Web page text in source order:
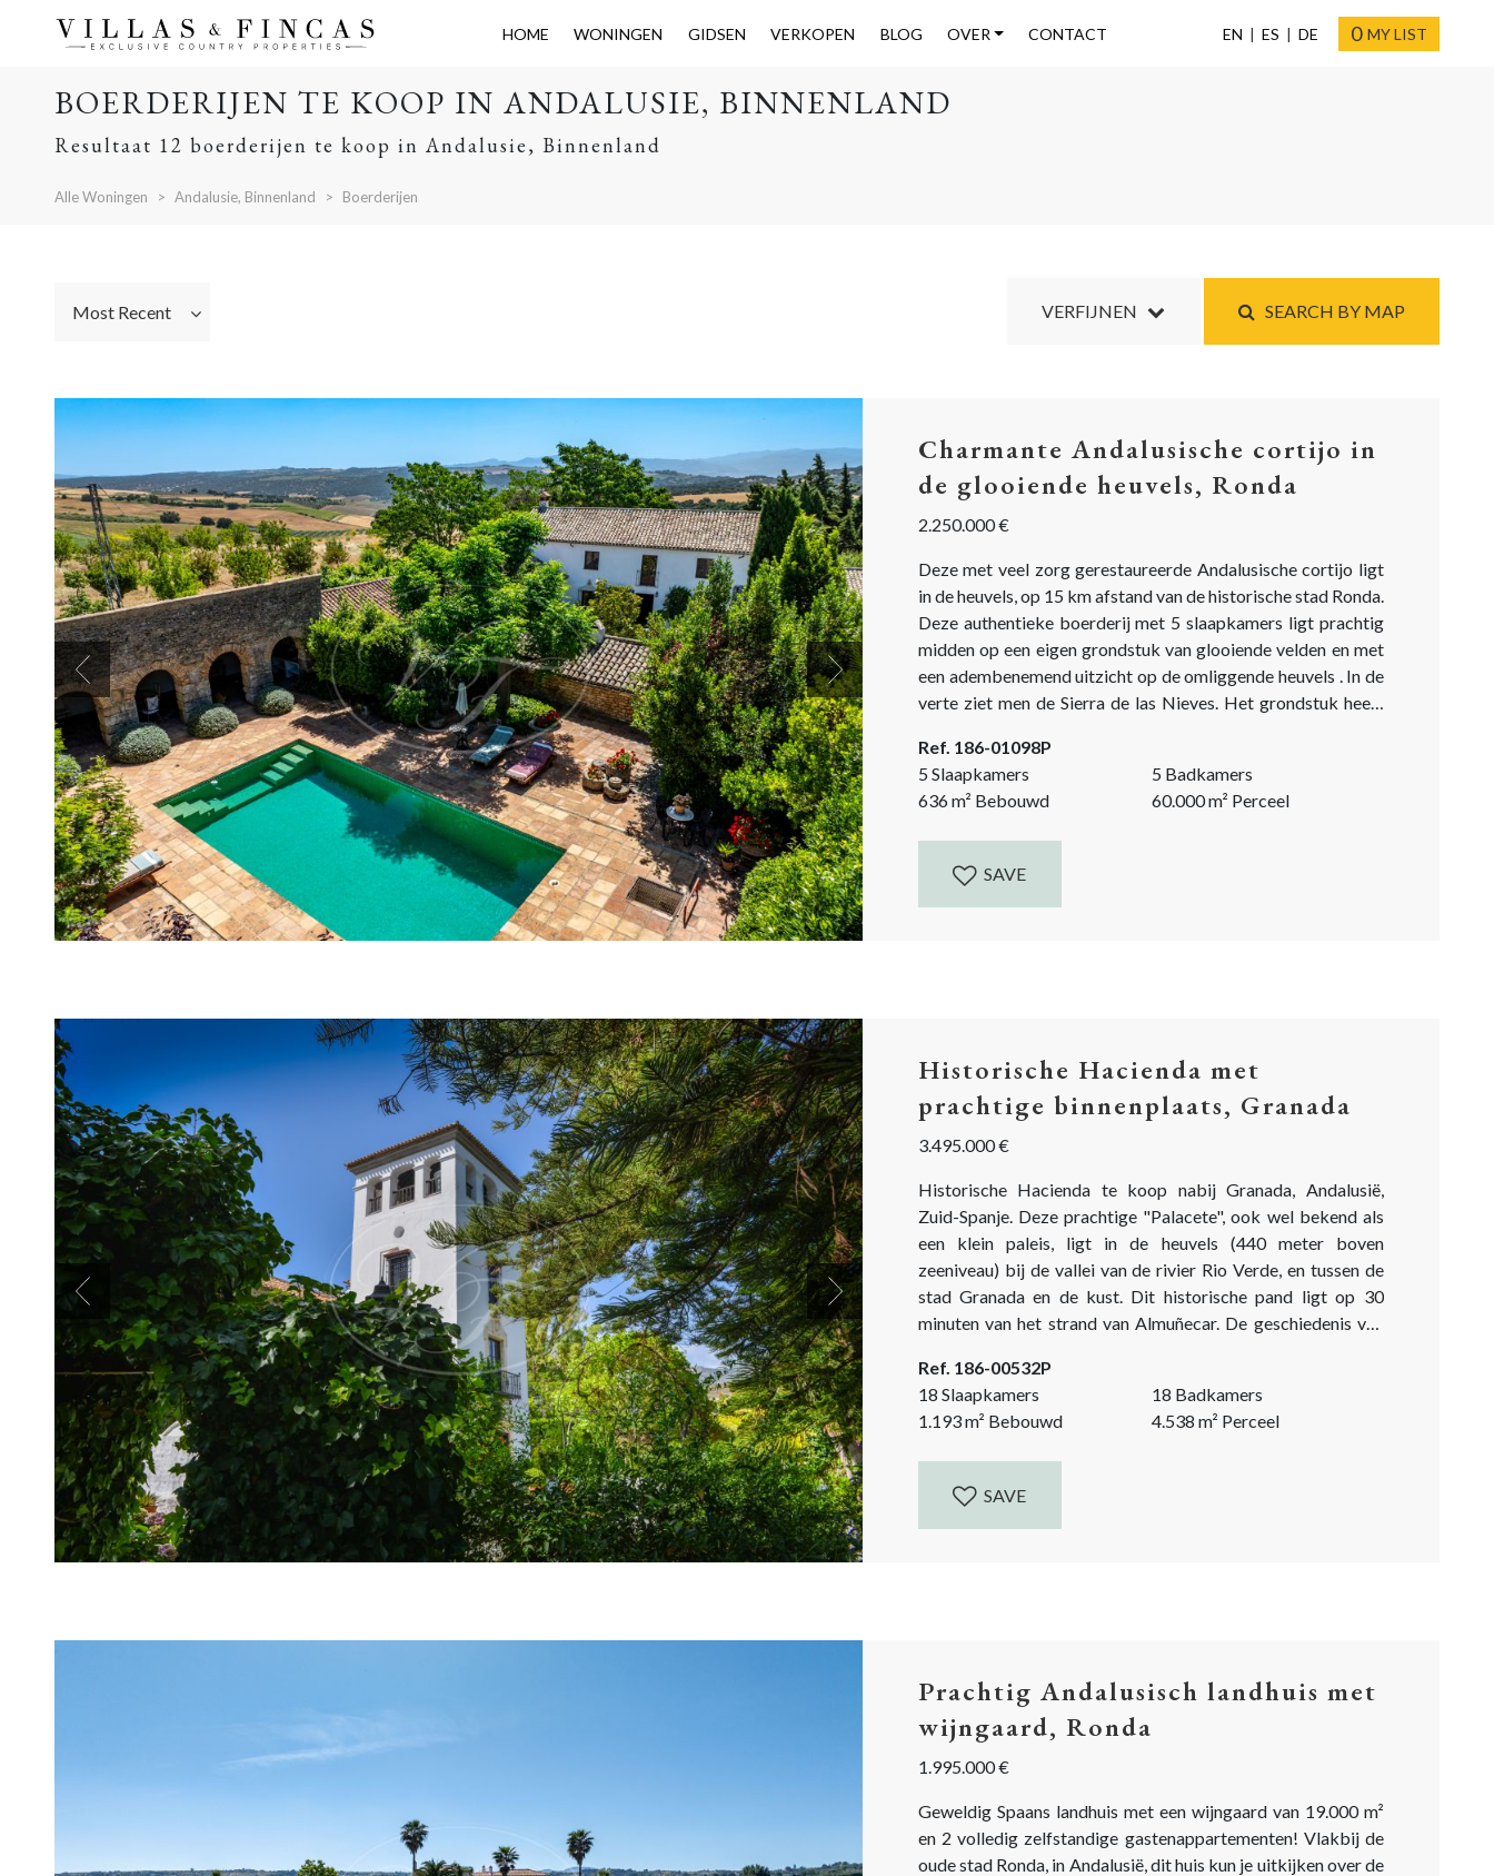
HOME WONINGEN GIDSEN VERKOPEN BLOG OVER CONTACT EN ES DE 0 MY LIST
BOERDERIJEN TE KOOP IN ANDALUSIE, BINNENLAND
Resultaat 12 boerderijen te koop in Andalusie, Binnenland
Alle Woningen Andalusie, Binnenland Boerderijen
Most Recent VERFIJNEN SEARCH BY MAP
Previous Next
Charmante Andalusische cortijo in
de glooiende heuvels, Ronda
2.250.000 €
Deze met veel zorg gerestaureerde Andalusische cortijo ligt
in de heuvels, op 15 km afstand van de historische stad Ronda.
Deze authentieke boerderij met 5 slaapkamers ligt prachtig
midden op een eigen grondstuk van glooiende velden en met
een adembenemend uitzicht op de omliggende heuvels . In de
verte ziet men de Sierra de las Nieves. Het grondstuk heeft
Ref. 186-01098P
5 Slaapkamers
5 Badkamers
636m² Bebouwd 60.000m² Perceel
SAVE
Previous Next
Historische Hacienda met
prachtige binnenplaats, Granada
3.495.000 €
Historische Hacienda te koop nabij Granada, Andalusië,
Zuid-Spanje. Deze prachtige "Palacete", ook wel bekend als
een klein paleis, ligt in de heuvels (440 meter boven
zeeniveau) bij de vallei van de rivier Rio Verde, en tussen de
stad Granada en de kust. Dit historische pand ligt op 30
minuten van het strand van Almuñecar. De geschiedenis van
eigendomsakte uit...
Ref. 186-00532P
18 Slaapkamers
18 Badkamers
1.193m² Bebouwd 4.538 m² Perceel
SAVE
Prachtig Andalusisch landhuis met
wijngaard, Ronda
1.995.000 €
Geweldig Spaans landhuis met een wijngaard van 19.000 m²
en 2 volledig zelfstandige gastenappartementen! Vlakbij de
oude stad Ronda, in Andalusië, dit huis kun je uitkijken over de